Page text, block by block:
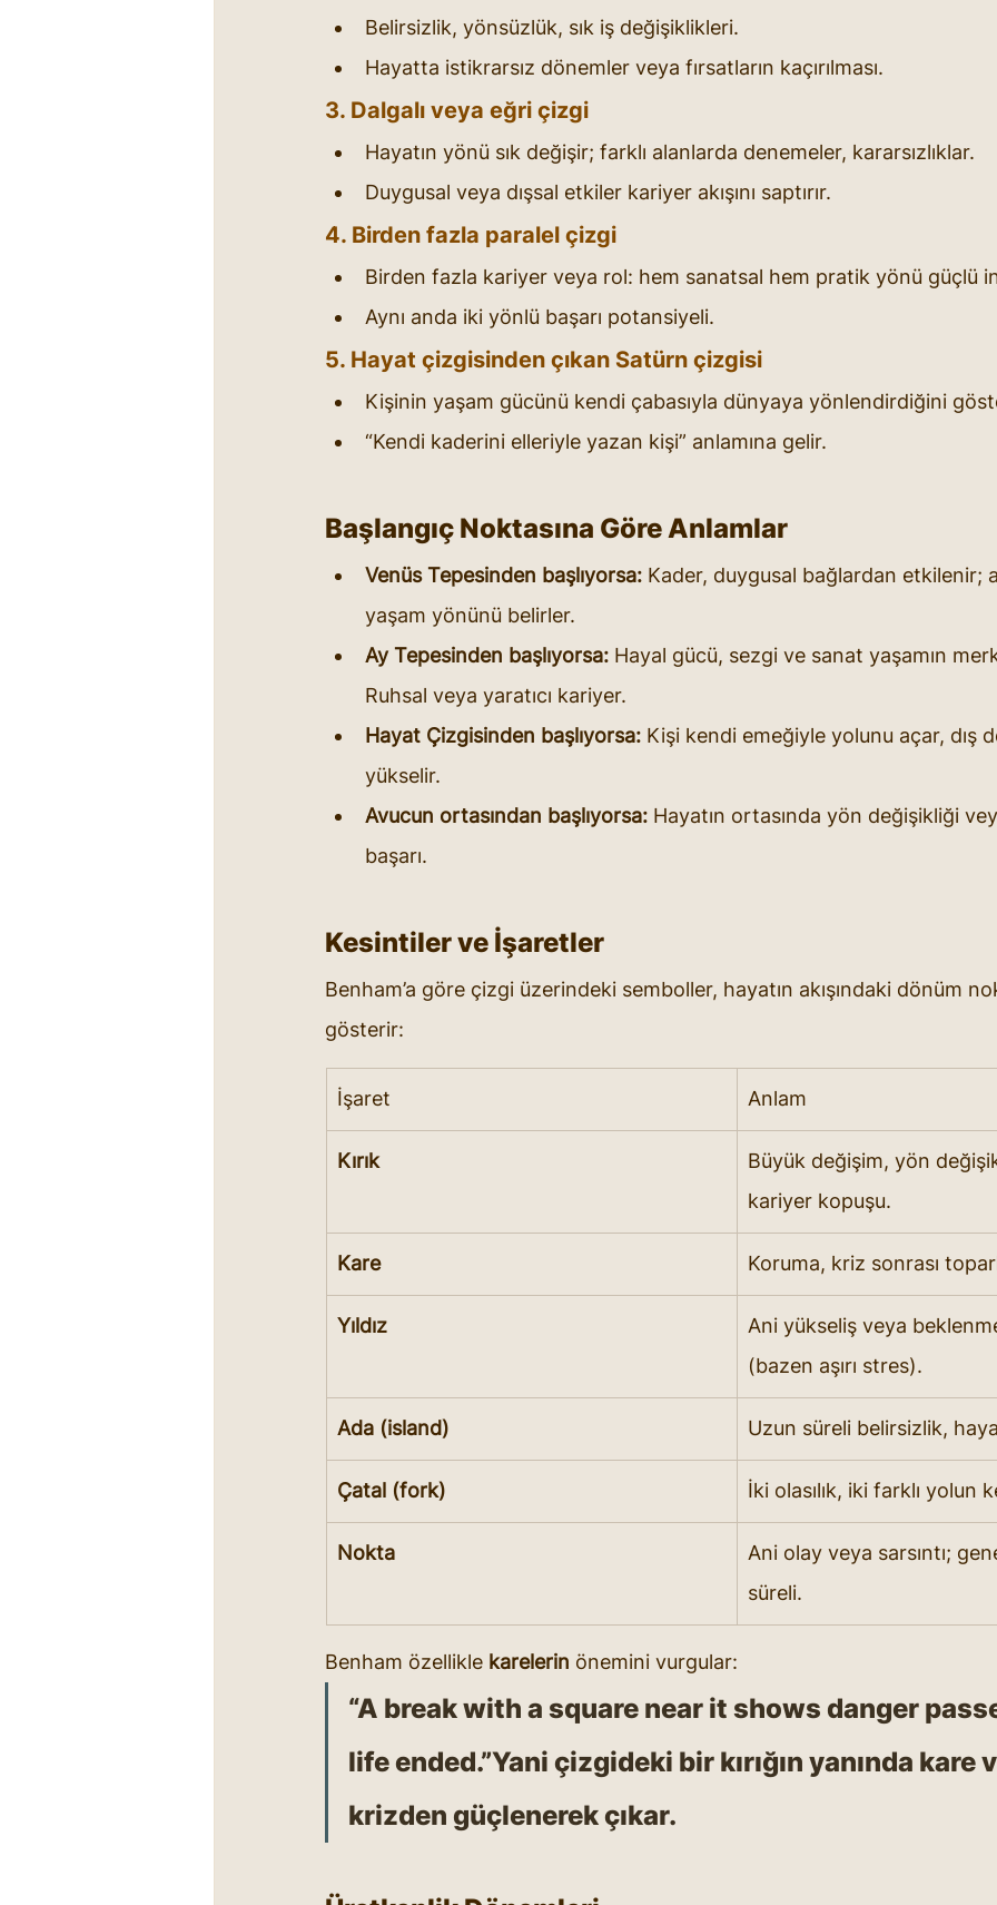
Belirsizlik, yönsüzlük, sık iş değişiklikleri.
Hayatta istikrarsız dönemler veya fırsatların kaçırılması.
3. Dalgalı veya eğri çizgi
Hayatın yönü sık değişir; farklı alanlarda denemeler, kararsızlıklar.
Duygusal veya dışsal etkiler kariyer akışını saptırır.
4. Birden fazla paralel çizgi
Birden fazla kariyer veya rol: hem sanatsal hem pratik yönü güçlü
Aynı anda iki yönlü başarı potansiyeli.
5. Hayat çizgisinden çıkan Satürn çizgisi
Kişinin yaşam gücünü kendi çabasıyla dünyaya yönlendirdiğini
“Kendi kaderini elleriyle yazan kişi” anlamına gelir.
Başlangıç Noktasına Göre Anlamlar
Venüs Tepesinden başlıyorsa: Kader, duygusal bağlardan etkilenir;
yaşam yönünü belirler.
Ay Tepesinden başlıyorsa: Hayal gücü, sezgi ve sanat yaşamın
Ruhsal veya yaratıcı kariyer.
Hayat Çizgisinden başlıyorsa: Kişi kendi emeğiyle yolunu açar, dış
yükselir.
Avucun ortasından başlıyorsa: Hayatın ortasında yön değişikliği
başarı.
Kesintiler ve İşaretler
Benham’a göre çizgi üzerindeki semboller, hayatın akışındaki dönüm
gösterir:
İşaret Anlam
Kırık
Büyük değişim, yön
kariyer kopuşu.
Kare Koruma, kriz sonrası
Yıldız
Ani yükseliş veya
(bazen aşırı stres).
Ada (island) Uzun süreli belirsizlik, hayal
Çatal (fork) İki olasılık, iki farklı yolun
Nokta
Ani olay veya sarsıntı;
süreli.
Benham özellikle karelerin önemini vurgular:
“A break with a square near it shows danger
life ended.”Yani çizgideki bir kırığın yanında kare
krizden güçlenerek çıkar.